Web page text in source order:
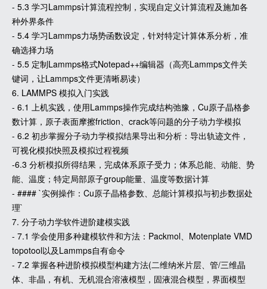
- 5.3 学习Lammps计算流程控制，实现自定义计算流程及施加各
种外界条件
- 5.4 学习Lammps力场势函数设定，针对特定计算体系分析，准
确选择力场
- 5.5 定制Lammps格式Notepad++编辑器（高亮Lammps文件关
键词，让Lammps文件更清晰易读）
6. LAMMPS 模拟入门实践
- 6.1 上机实践，使用Lammps操作完成结构弛豫，Cu原子晶格参
数计算，原子表面摩擦friction、crack等问题的分子动力学模拟
- 6.2 初步掌握分子动力学模拟结果导出和分析：导出轨迹文件，
可视化模拟快照及模拟过程视频
-6.3 分析模拟所得结果，完成体系原子受力；体系总能、动能、势
能、温度；特定局部原子group能量、温度等数据计算
- #### `实例操作：Cu原子晶格参数、总能计算模拟与初步数据处
理`
7. 分子动力学软件进阶建模实践
- 7.1 学会使用多种建模软件和方法：Packmol、Motenplate VMD
topotool以及Lammps自有命令
- 7.2 掌握各种进阶模拟模型构建方法(二维纳米片层、管/三维晶
体、非晶，有机、无机混合溶液模型，固液混合模型，界面模型